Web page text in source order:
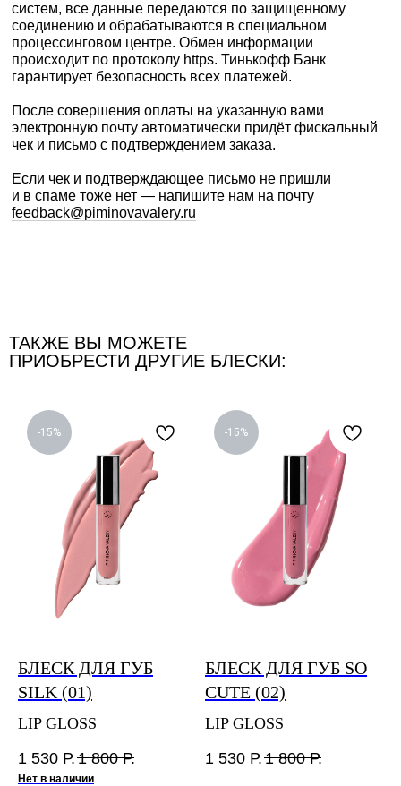
систем, все данные передаются по защищенному
соединению и обрабатываются в специальном
процессинговом центре. Обмен информации
происходит по протоколу https. Тинькофф Банк
гарантирует безопасность всех платежей.
После совершения оплаты на указанную вами
электронную почту автоматически придёт фискальный
чек и письмо с подтверждением заказа.
Если чек и подтверждающее письмо не пришли
и в спаме тоже нет — напишите нам на почту
feedback@piminovavalery.ru
Доставка оплаченных заказов осуществляется
транспортными компаниями Почта России и СДЭК.
Стоимость и сроки доставки по России рассчитываются
отправлен вам на почту после обработки заказа
и передачи в транспортную компанию.
Бесплатная доставка по России осуществляется
при заказе на сумму свыше 4 000₽.
Сроки сборки и отправки заказов до 5 дней.
Международная доставка Почтой России от 30 дней.
По любым вопросам доставки оплаченных заказов
можно связаться с нами по почте
feedback@piminovavalery.ru
ТАКЖЕ ВЫ МОЖЕТЕ
ПРИОБРЕСТИ ДРУГИЕ БЛЕСКИ:
-15%
БЛЕСК ДЛЯ ГУБ
SILK (01)
LIP GLOSS
1 530 Р. 1 800 Р.
Нет в наличии
-15%
БЛЕСК ДЛЯ ГУБ SO
CUTE (02)
LIP GLOSS
1 530 Р. 1 800 Р.